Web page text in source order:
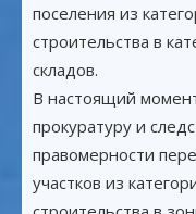
поселения из
строительства в
складов.
В настоящий
прокуратуру и
правомерности
участков из